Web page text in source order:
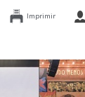
Imprimir